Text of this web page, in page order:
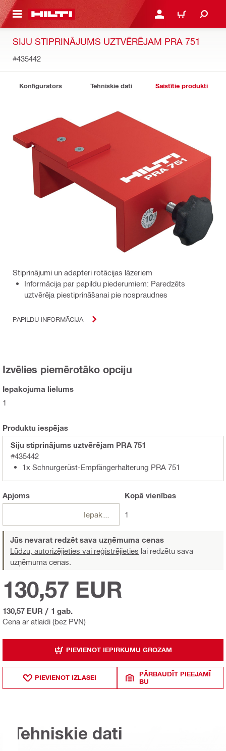
SATURU PIESLĒGTIES VAI
IEPIRKŠANĀS
SIJU STIPRINĀJUMS UZTVĒRĒJAM PRA 751
#435442
Konfigurators Tehniskie dati Saistītie produkti
Stiprinājumi un adapteri rotācijas lāzeriem
Informācija par papildu piederumiem: Paredzēts
uztvērēja piestiprināšanai pie nospraudnes
PAPILDU INFORMĀCIJA
Izvēlies piemērotāko opciju
Iepakojuma lielums
1
Produktu iespējas
Siju stiprinājums uztvērējam PRA 751
#435442
1x Schnurgerüst-Empfängerhalterung PRA 751
Apjoms Kopā vienības
1
Jūs nevarat redzēt sava uzņēmuma cenas
Lūdzu, autorizējieties vai reģistrējieties lai redzētu sava
uzņēmuma cenas.
Cena ar atlaidi (bez PVN)
130,57 EUR
130,57 EUR / 1 gab.
PIEVIENOT IEPIRKUMU GROZAM
PIEVIENOT IZLASEI
PĀRBAUDĪT PIEEJAMĪ
BU
Tehniskie dati